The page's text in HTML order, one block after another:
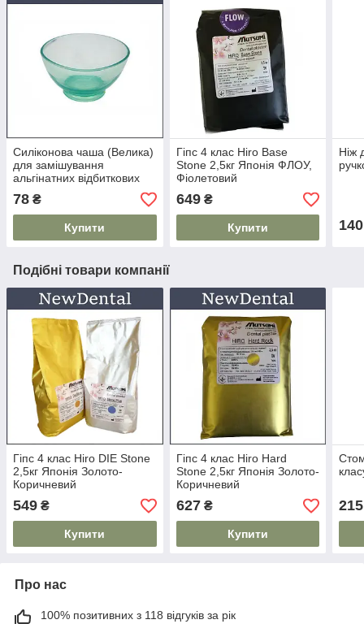
Силіконова чаша (Велика)
для замішування
альгінатних відбиткових
мас / гіпсу
78 ₴
Купити
Гіпс 4 клас Hiro Base
Stone 2,5кг Японія ФЛОУ,
Фіолетовий
649₴
Купити
Ніж
140
Подібні товари компанії
Гіпс 4 клас Hiro DIE Stone
2,5кг Японія Золото-
Коричневий
549 ₴
Купити
Гіпс 4 клас Hiro Hard
Stone 2,5кг Японія Золото-
Коричневий
627₴
Купити
215
Про нас
100% позитивних з 118 відгуків за рік